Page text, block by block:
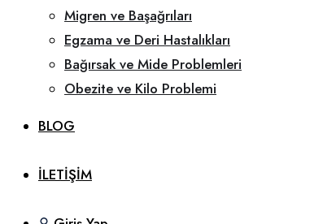
Migren ve Başağrıları
Egzama ve Deri Hastalıkları
Bağırsak ve Mide Problemleri
Obezite ve Kilo Problemi
BLOG
İLETİŞİM